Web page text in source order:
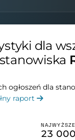
dla
ogłoszeń dla
raport
23 000